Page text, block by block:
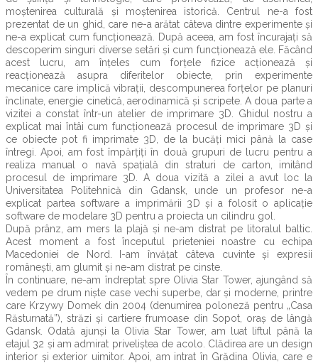
moștenirea culturală și moștenirea istorică. Centrul ne-a fost
prezentat de un ghid, care ne-a arătat câteva dintre experimente și
ne-a explicat cum funcționează. După aceea, am fost încurajați să
descoperim singuri diverse setări și cum funcționează ele. Făcând
acest lucru, am înțeles cum forțele fizice acționează și
reacționează asupra diferitelor obiecte, prin experimente
mecanice care implică vibrații, descompunerea forțelor pe planuri
înclinate, energie cinetică, aerodinamică și scripete. A doua parte a
vizitei a constat într-un atelier de imprimare 3D. Ghidul nostru a
explicat mai întâi cum funcționează procesul de imprimare 3D și
ce obiecte pot fi imprimate 3D, de la bucăți mici până la case
întregi. Apoi, am fost împărțiți în două grupuri de lucru pentru a
realiza manual o navă spațială din straturi de carton, imitând
procesul de imprimare 3D. A doua vizită a zilei a avut loc la
Universitatea Politehnică din Gdansk, unde un profesor ne-a
explicat partea software a imprimării 3D și a folosit o aplicație
software de modelare 3D pentru a proiecta un cilindru gol.
După prânz, am mers la plajă și ne-am distrat pe litoralul baltic.
Acest moment a fost începutul prieteniei noastre cu echipa
Macedoniei de Nord. I-am învățat câteva cuvinte și expresii
românești, am glumit și ne-am distrat pe cinste.
În continuare, ne-am îndreptat spre Olivia Star Tower, ajungând să
vedem pe drum niște case vechi superbe, dar și moderne, printre
care Krzywy Domek din 2004 (denumirea poloneză pentru „Casa
Răsturnată”), străzi și cartiere frumoase din Sopot, oraș de lângă
Gdansk. Odată ajunși la Olivia Star Tower, am luat liftul până la
etajul 32 și am admirat priveliștea de acolo. Clădirea are un design
interior și exterior uimitor. Apoi, am intrat în Grădina Olivia, care e